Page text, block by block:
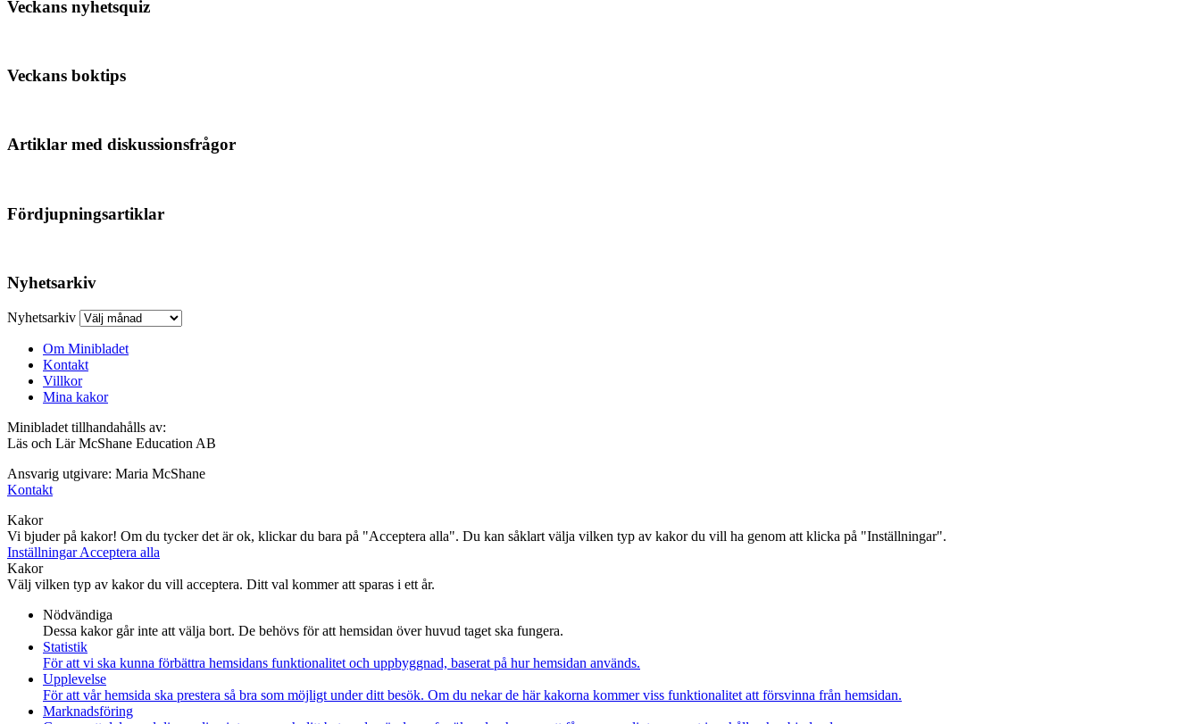
Veckans nyhetsquiz
Veckans boktips
Artiklar med diskussionsfrågor
Fördjupningsartiklar
Nyhetsarkiv
Nyhetsarkiv
Om Minibladet
Kontakt
Villkor
Mina kakor
Minibladet tillhandahålls av:
Läs och Lär McShane Education AB
Ansvarig utgivare: Maria McShane
Kontakt
Kakor
Vi bjuder på kakor! Om du tycker det är ok, klickar du bara på "Acceptera alla". Du kan såklart välja vilken typ av kakor du vill ha genom att klicka på "Inställningar".
InställningarAcceptera alla
Kakor
Välj vilken typ av kakor du vill acceptera. Ditt val kommer att sparas i ett år.
Nödvändiga
Dessa kakor går inte att välja bort. De behövs för att hemsidan över huvud taget ska fungera.
Statistik
För att vi ska kunna förbättra hemsidans funktionalitet och uppbyggnad, baserat på hur hemsidan används.
Upplevelse
För att vår hemsida ska prestera så bra som möjligt under ditt besök. Om du nekar de här kakorna kommer viss funktionalitet att försvinna från hemsidan.
Marknadsföring